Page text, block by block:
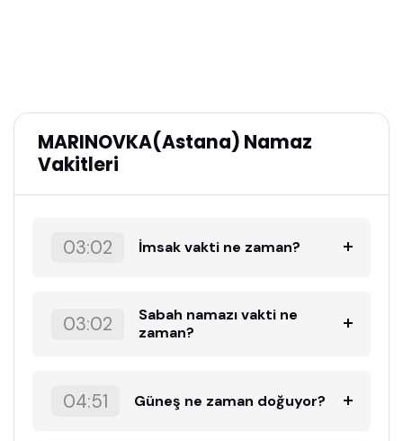
MARINOVKA(Astana) Namaz
Vakitleri
03:02 İmsak vakti ne zaman?
03:02
Sabah namazı vakti ne
zaman?
04:51 Güneş ne zaman doğuyor?